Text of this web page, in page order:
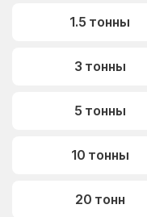
1.5 тонны
3 тонны
5 тонны
10 тонны
20 тонн